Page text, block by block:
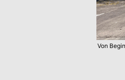
Von